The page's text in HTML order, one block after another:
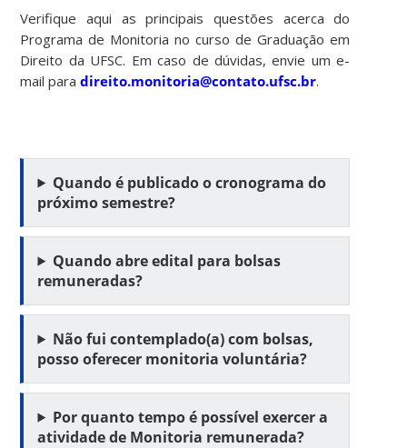
Verifique aqui as principais questões acerca do
Programa de Monitoria no curso de Graduação em
Direito da UFSC. Em caso de dúvidas, envie um e-
mail paradireito.monitoria@contato.ufsc.br.
Quando é publicado o cronograma do
próximo semestre?
Quando abre edital para bolsas
remuneradas?
Não fui contemplado(a) com bolsas,
posso oferecer monitoria voluntária?
Por quanto tempo é possível exercer a
atividade de Monitoria remunerada?